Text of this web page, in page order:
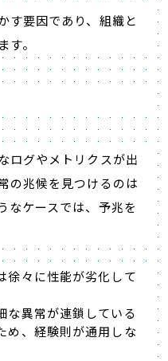
す要因であり、組織と
。
ログやメトリクスが出
の兆候を見つけるのは
なケースでは、予兆を
徐々に性能が劣化して
な異常が連鎖している
め、経験則が通用しな